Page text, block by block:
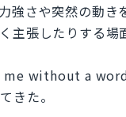
強さや突然の動
主張したりする場
without a
きた。